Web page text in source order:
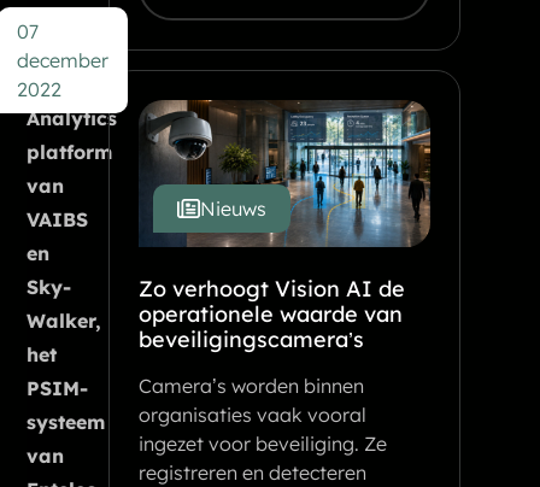
07
december
2022
Video
AI
Analytics
platform
van
VAIBS
en
Sky-
Walker,
het
PSIM-
systeem
van
Zo verhoogt Vision AI de
operationele waarde van
beveiligingscamera’s
Camera’s worden binnen
organisaties vaak vooral
ingezet voor beveiliging. Ze
registreren en detecteren
Nieuws